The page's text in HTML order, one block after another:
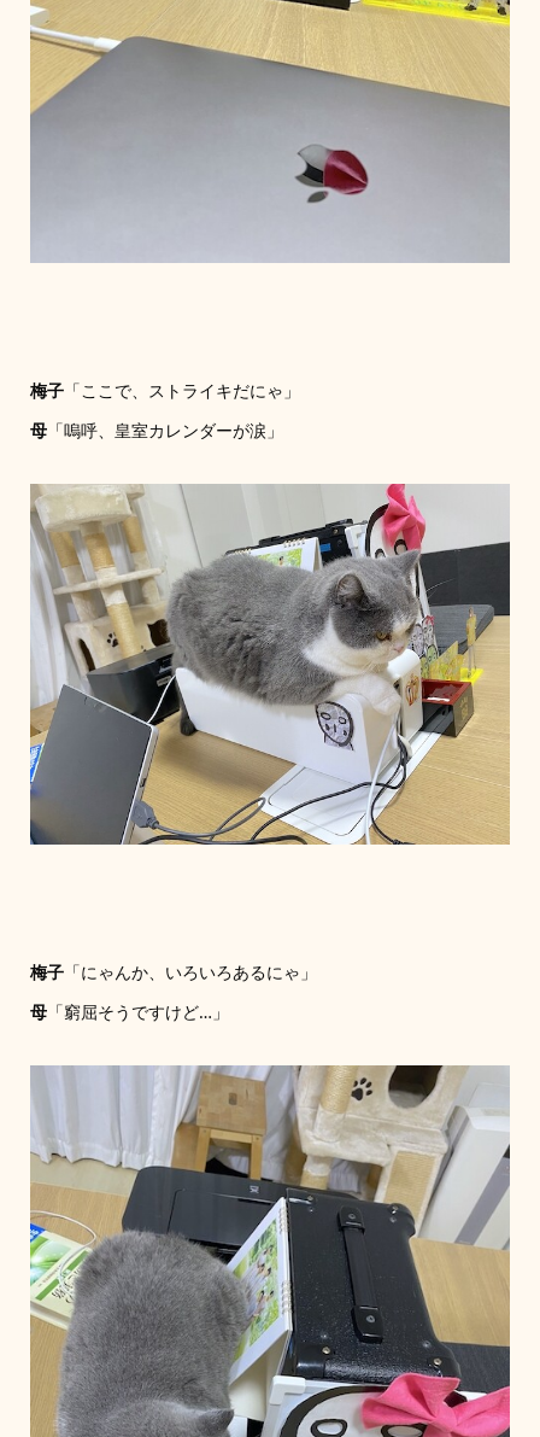
梅子「ここで、ストライキだにゃ」
母「嗚呼、皇室カレンダーが涙」
梅子「にゃんか、いろいろあるにゃ」
母「窮屈そうですけど…」